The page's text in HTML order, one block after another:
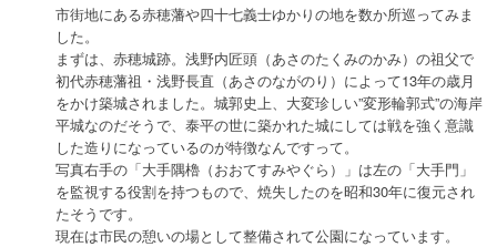
市街地にある赤穂藩や四十七義士ゆかりの地を数か所巡ってみま
した。
まずは、赤穂城跡。浅野内匠頭（あさのたくみのかみ）の祖父で
初代赤穂藩祖・浅野長直（あさのながのり）によって13年の歳月
をかけ築城されました。城郭史上、大変珍しい”変形輪郭式”の海岸
平城なのだそうで、泰平の世に築かれた城にしては戦を強く意識
した造りになっているのが特徴なんですって。
写真右手の「大手隅櫓（おおてすみやぐら）」は左の「大手門」
を監視する役割を持つもので、焼失したのを昭和30年に復元され
たそうです。
現在は市民の憩いの場として整備されて公園になっています。